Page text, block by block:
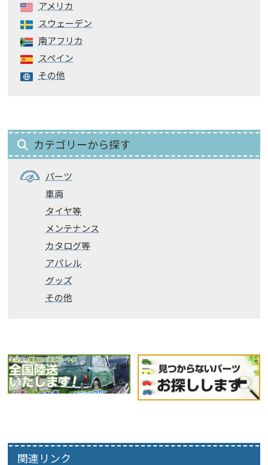
アメリカ
スウェーデン
南アフリカ
スペイン
その他
カテゴリーから探す
パーツ
車両
タイヤ等
メンテナンス
カタログ等
アパレル
グッズ
その他
関連リンク